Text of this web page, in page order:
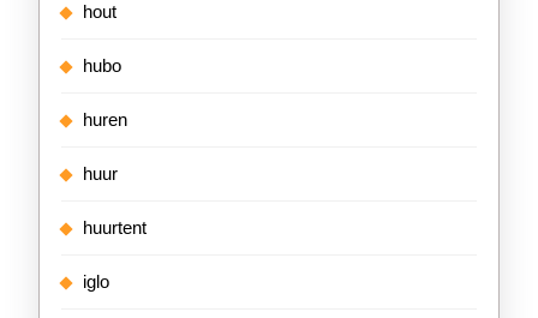
hout
hubo
huren
huur
huurtent
iglo